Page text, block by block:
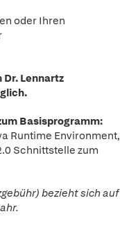
oder Ihren
Lennartz
Basisprogramm:
Runtime Environment,
Schnittstelle zum
bezieht sich auf